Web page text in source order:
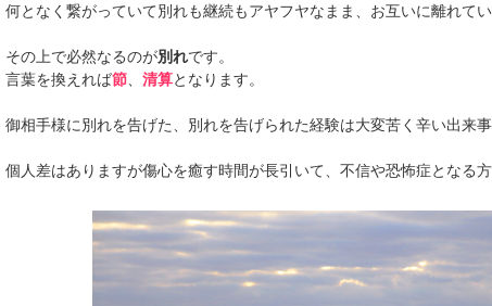
何となく繋がっていて別れも継続もアヤフヤなまま、お互いに離れてい
その上で必然なるのが別れです。
言葉を換えれば節 、清算となります。
御相手様に別れを告げた、別れを告げられた経験は大変苦く辛い出来事
個人差はありますが傷心を癒す時間が長引いて、不信や恐怖症となる方